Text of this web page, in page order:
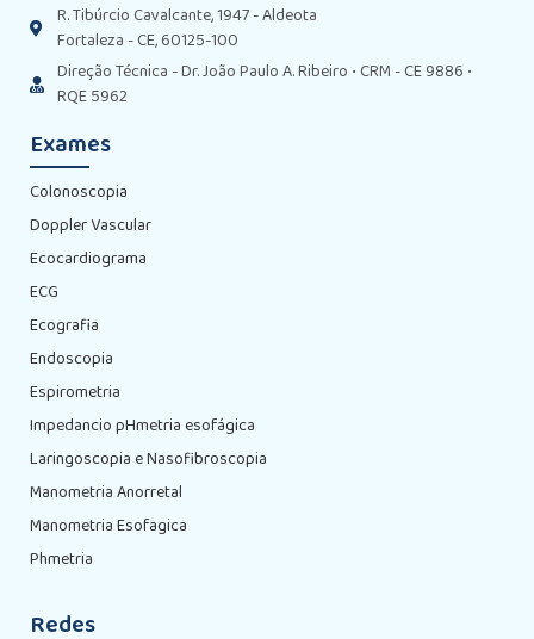
R. Tibúrcio Cavalcante, 1947 - Aldeota
Fortaleza - CE, 60125-100
Direção Técnica - Dr. João Paulo A. Ribeiro • CRM - CE 9886 •
RQE 5962
Exames
Colonoscopia
Doppler Vascular
Ecocardiograma
ECG
Ecografia
Endoscopia
Espirometria
Impedancio pHmetria esofágica
Laringoscopia e Nasofibroscopia
Manometria Anorretal
Manometria Esofagica
Phmetria
Redes